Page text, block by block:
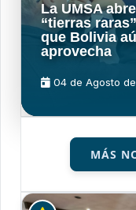
La UMSA
“tierras
que Bolivia
aprovecha
04 de Agosto
MÁS